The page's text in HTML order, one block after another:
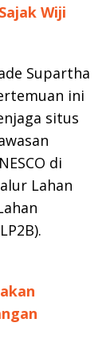
Wiji
Supartha
ini
situs
di
Lahan